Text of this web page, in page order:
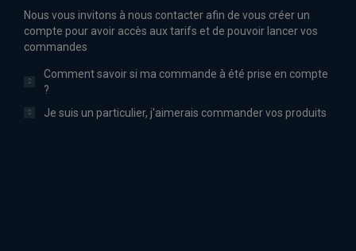
Nous vous invitons à nous contacter afin de vous créer un
compte pour avoir accès aux tarifs et de pouvoir lancer vos
commandes
Comment savoir si ma commande à été prise en compte
?
Je suis un particulier, j'aimerais commander vos produits